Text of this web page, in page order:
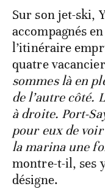
Sur son jet-ski,
accompagnés
l’itinéraire
quatre
sommes là en
de l’autre côté.
à droite. Port-
pour eux de
la marina une
montre-t-il, ses
désigne.